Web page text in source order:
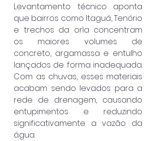
Levantamento técnico aponta
que bairros como Itaguá, Tenório
e trechos da orla concentram
os maiores volumes de
concreto, argamassa e entulho
lançados de forma inadequada.
Com as chuvas, esses materiais
acabam sendo levados para a
rede de drenagem, causando
entupimentos e reduzindo
significativamente a vazão da
água.